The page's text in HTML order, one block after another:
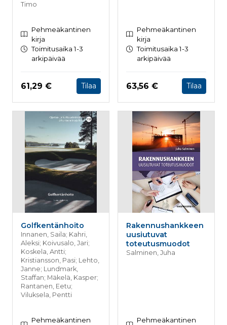
Timo
Pehmeäkantinen
kirja
Toimitusaika 1-3
arkipäivää
Hinta nyt
61,29 € Tilaa
Pehmeäkantinen
kirja
Toimitusaika 1-3
arkipäivää
Hinta nyt
63,56 € Tilaa
Golfkentänhoito
Innanen, Saila; Kahri,
Aleksi; Koivusalo, Jari;
Koskela, Antti;
Kristiansson, Pasi; Lehto,
Janne; Lundmark,
Staffan; Mäkelä, Kasper;
Rantanen, Eetu;
Viluksela, Pentti
Pehmeäkantinen
Rakennushankkeen
uusiutuvat
toteutusmuodot
Salminen, Juha
Pehmeäkantinen